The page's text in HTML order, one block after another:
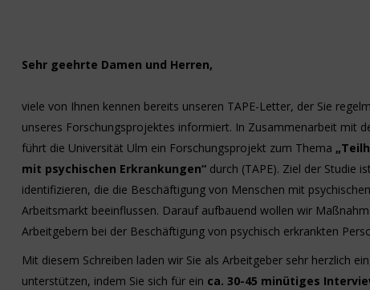
Sehr geehrte Damen und Herren,
viele von Ihnen kennen bereits unseren TAPE-Letter, der Sie
unseres Forschungsprojektes informiert. In Zusammenarbeit mit
führt die Universität Ulm ein Forschungsprojekt zum Thema
mit psychischen Erkrankungen“ durch (TAPE). Ziel der Studie
identifizieren, die die Beschäftigung von Menschen mit
Arbeitsmarkt beeinflussen. Darauf aufbauend wollen wir
Arbeitgebern bei der Beschäftigung von psychisch erkrankten
Mit diesem Schreiben laden wir Sie als Arbeitgeber sehr herzlich
unterstützen, indem Sie sich für ein ca. 30-45 minütiges